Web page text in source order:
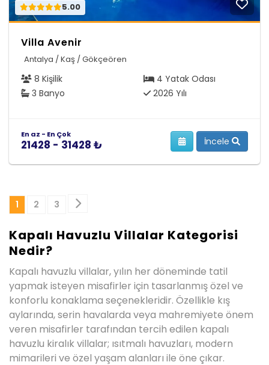
5.00
Villa Avenir
Antalya / Kaş / Gökçeören
8 Kişilik
4 Yatak Odası
3 Banyo
2026 Yılı
En az - En Çok
21428 - 31428 ₺ İncele
1 2 3
Kapalı Havuzlu Villalar Kategorisi
Nedir?
Kapalı havuzlu villalar, yılın her döneminde tatil
yapmak isteyen misafirler için tasarlanmış özel ve
konforlu konaklama seçenekleridir. Özellikle kış
aylarında, serin havalarda veya mahremiyete önem
veren misafirler tarafından tercih edilen kapalı
havuzlu kiralık villalar; ısıtmalı havuzları, modern
mimarileri ve özel yaşam alanları ile öne çıkar.